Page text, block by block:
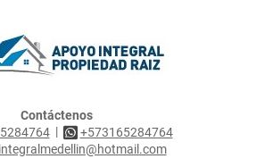
Contáctenos
|
+573165284764